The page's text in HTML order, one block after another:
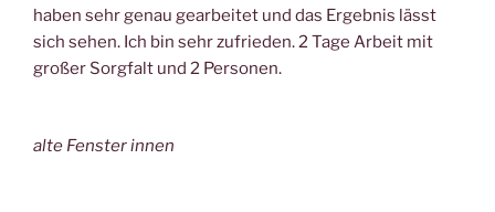
haben sehr genau gearbeitet und das Ergebnis lässt
sich sehen. Ich bin sehr zufrieden. 2 Tage Arbeit mit
großer Sorgfalt und 2 Personen.
alte Fenster innen